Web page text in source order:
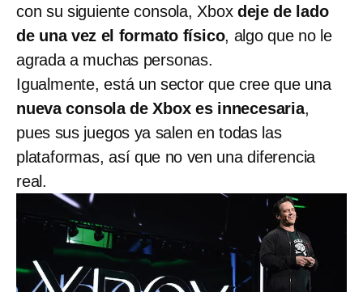
con su siguiente consola, Xbox deje de lado
de una vez el formato físico, algo que no le
agrada a muchas personas.
Igualmente, está un sector que cree que una
nueva consola de Xbox es innecesaria,
pues sus juegos ya salen en todas las
plataformas, así que no ven una diferencia
real.